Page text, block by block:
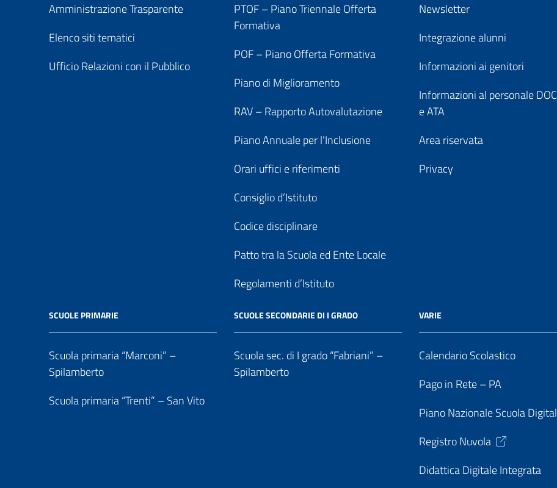
Amministrazione Trasparente
Elenco siti tematici
Ufficio Relazioni con il Pubblico
PTOF – Piano Triennale Offerta
Formativa
POF – Piano Offerta Formativa
Piano di Miglioramento
RAV – Rapporto Autovalutazione
Piano Annuale per l’Inclusione
Orari uffici e riferimenti
Consiglio d’Istituto
Codice disciplinare
Patto tra la Scuola ed Ente Locale
Regolamenti d’Istituto
Newsletter
Integrazione alunni
Informazioni ai genitori
Informazioni al personale
e ATA
Area riservata
Privacy
SCUOLE PRIMARIE
Scuola primaria “Marconi” –
Spilamberto
Scuola primaria “Trenti” – San Vito
SCUOLE SECONDARIE DI I GRADO
Scuola sec. di I grado “Fabriani” –
Spilamberto
VARIE
Calendario Scolastico
Pago in Rete – PA
Piano Nazionale Scuola
Registro Nuvola
Didattica Digitale Integrata